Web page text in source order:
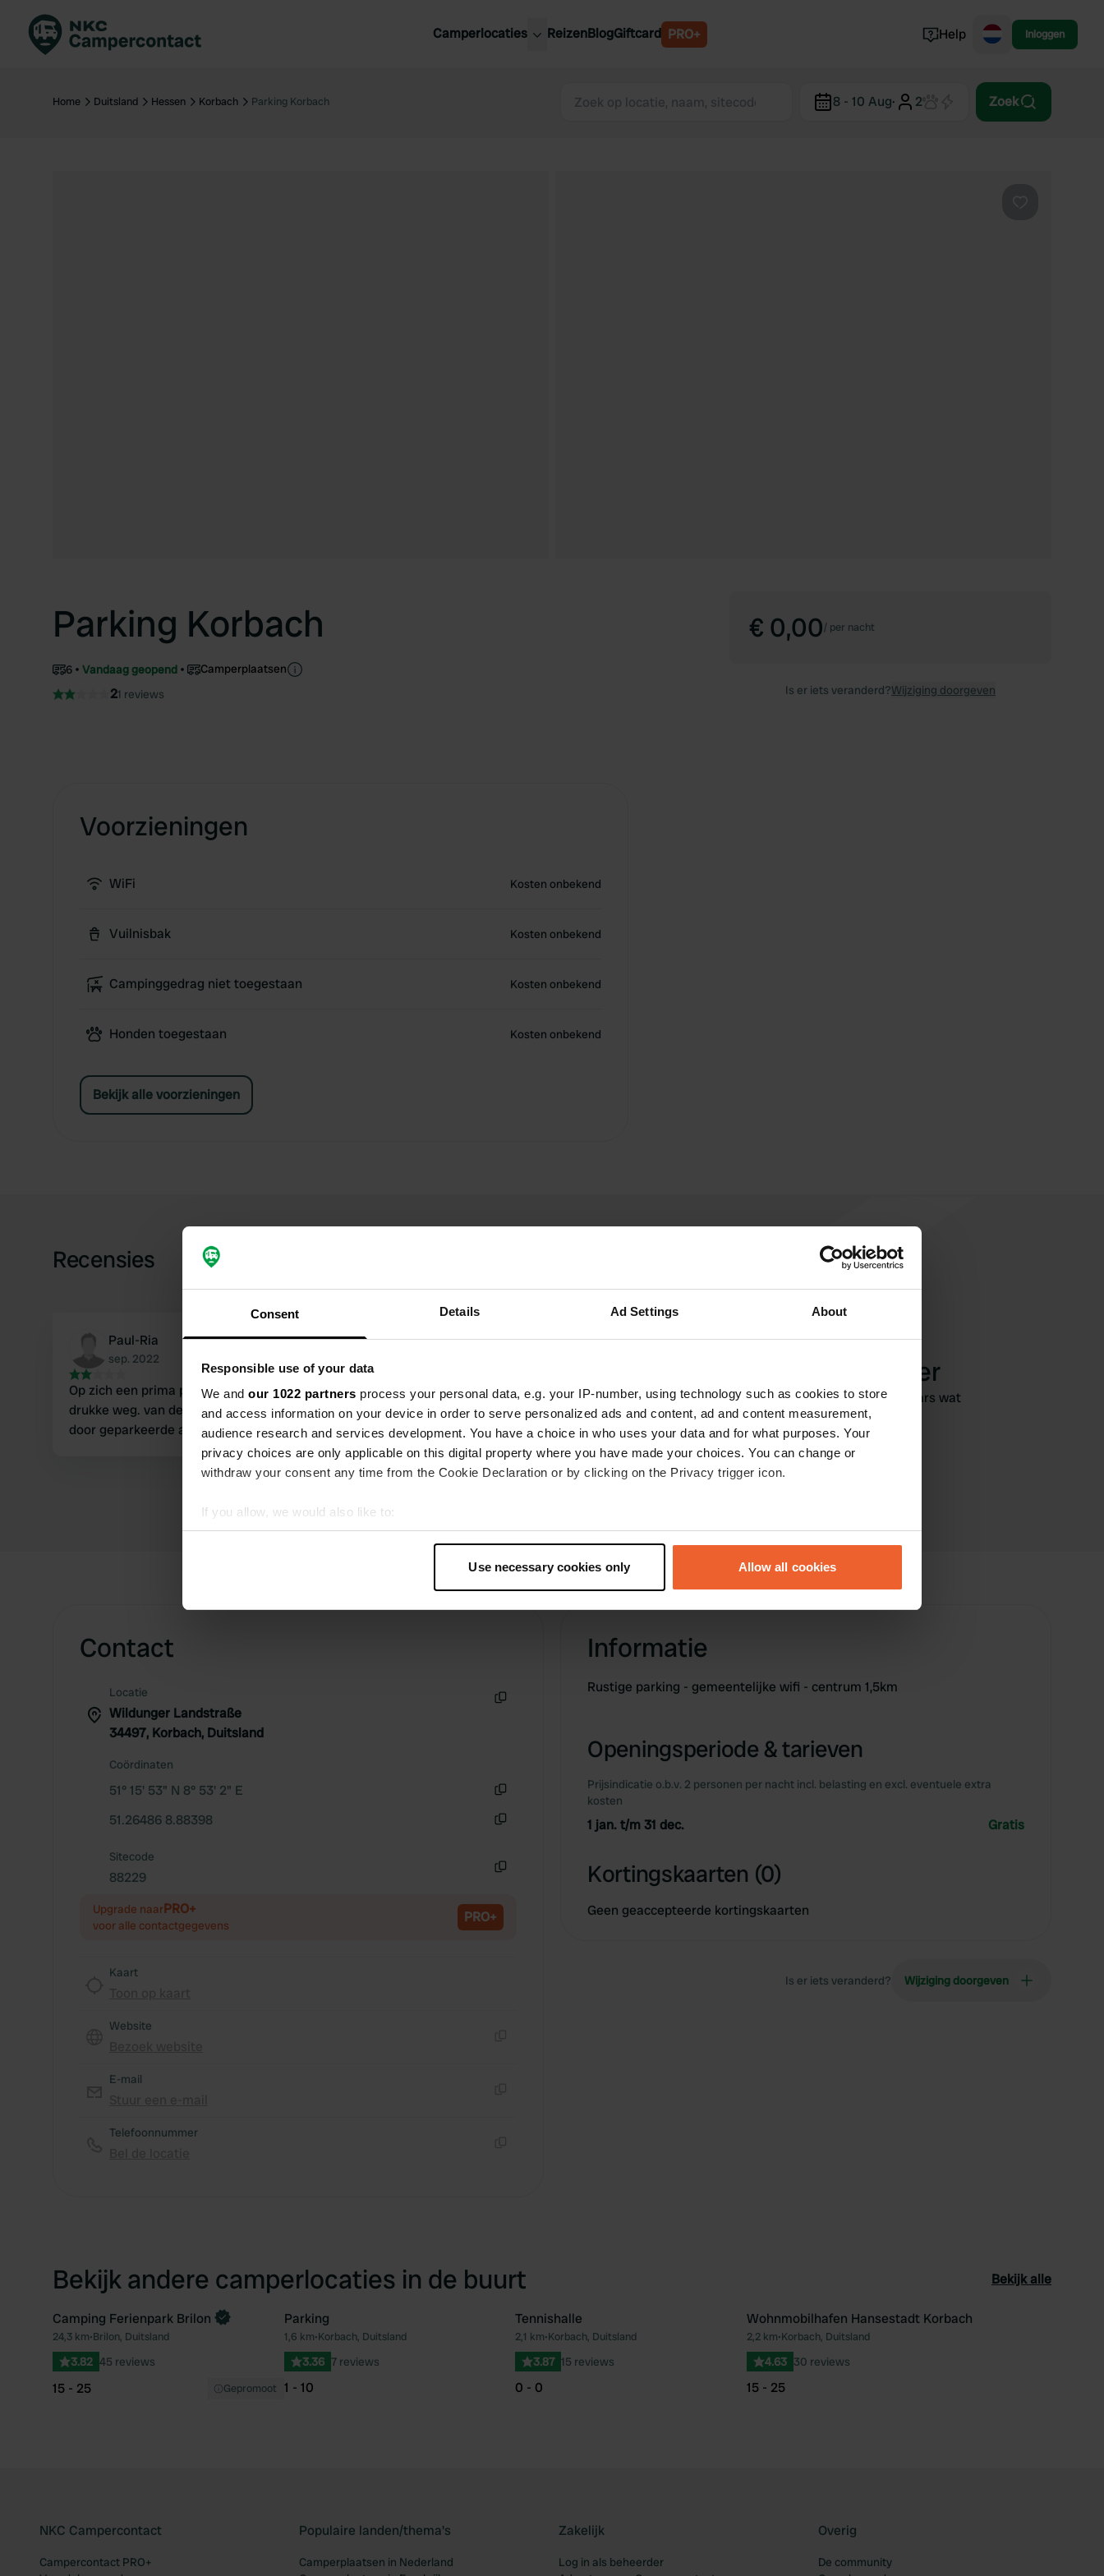
Consent Details Ad Settings About
Responsible use of your data
We and our 1022 partners process your personal data, e.g. your IP-number, using technology such as cookies to store
and access information on your device in order to serve personalized ads and content, ad and content measurement,
audience research and services development. You have a choice in who uses your data and for what purposes. Your
privacy choices are only applicable on this digital property where you have made your choices. You can change or
withdraw your consent any time from the Cookie Declaration or by clicking on the Privacy trigger icon.
If you allow, we would also like to:
Collect information about your geographical location which can be accurate to within several meters
Find out more about how your personal data is processed and set your preferences in the
information about your use of our site with our social media, advertising and analytics partners who may combine it with
other information that you’ve provided to them or that they’ve collected from your use of their services.
Use necessary cookies only Allow all cookies
Camperlocaties
Nederland
Luxemburg
Portugal
ReizenBlogGiftcard PRO+ Help Inloggen
Home Duitsland Hessen Korbach Parking Korbach 8 - 10 Aug· 2 Zoek
Parking Korbach
6 Vandaag geopend Camperplaatsen
21 reviews
Voorzieningen
WiFi Kosten onbekend
Vuilnisbak Kosten onbekend
Campinggedrag niet toegestaan Kosten onbekend
Honden toegestaan Kosten onbekend
Bekijk alle voorzieningen
€ 0,00/ per nacht
Is er iets veranderd?Wijziging doorgeven
Recensies
Paul-Ria
sep. 2022
Op zich een prima plek maar aan de andere zijde van een lage heg een
drukke weg. van de zes beschikbare plaatsen zijn er zeker vier in gebruik
door geparkeerde auto’s. wij zijn doorgereden.
Laat een review achter
Ben jij hier geweest? Vertel andere camperaars wat
je ervan vond.
Contact
Locatie
Wildunger Landstraße
34497, Korbach, Duitsland
Coördinaten
51° 15' 53" N 8° 53' 2" E
51.26486 8.88398
Sitecode
88229
Upgrade naarPRO+
voor alle contactgegevens PRO+
Kaart
Website
E-mail
Telefoonnummer
Informatie
Rustige parking - gemeentelijke wifi - centrum 1,5km
Openingsperiode & tarieven
Prijsindicatie o.b.v. 2 personen per nacht incl. belasting en excl. eventuele extra
kosten
1 jan. t/m 31 dec. Gratis
Kortingskaarten (0)
Geen geaccepteerde kortingskaarten
Is er iets veranderd? Wijziging doorgeven
Bekijk andere camperlocaties in de buurt Bekijk alle
Favoriet
Boek direct
Camping Ferienpark Brilon
24,3 km•Brilon, Duitsland
3.82 45 reviews
15 - 25 Gepromoot
Favoriet
Parking
1,6 km•Korbach, Duitsland
3.36 7 reviews
1 - 10
Favoriet
Tennishalle
2,1 km•Korbach, Duitsland
3.87 15 reviews
0 - 0
Wohnmobilhafen Hansestadt Korbach
2,2 km•Korbach, Duitsland
4.63 30 reviews
15 - 25
NKC Campercontact
Campercontact PRO+
Populaire landen/thema's
Camperplaatsen in Nederland
Zakelijk
Log in als beheerder
Overig
De community